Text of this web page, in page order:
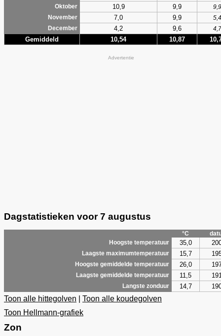
Oktober
10,9 9,9
9,9
November
7,0 9,9
5,4
December
4,2 9,6 4,7
Gemiddeld 10,54 10,87
Advertentie
Dagstatistieken voor 7 augustus
°C
Hoogste temperatuur
35,0
Laagste maximumtemperatuur 15,7
Hoogste gemiddelde temperatuur 26,0
Laagste gemiddelde temperatuur 11,5
Langste zonduur 14,7
Toon alle hittegolven
Toon alle koudegolven
Toon Hellmann-grafiek
Zon